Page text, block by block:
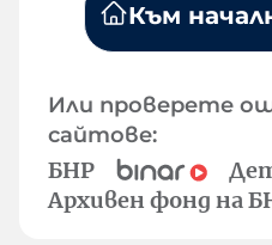
Към
Или проверете
сайтове:
БНР
Архивен фонд на